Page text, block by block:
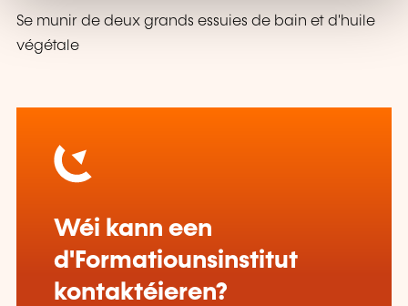
Se munir de deux grands essuies de bain et d'huile
végétale
Wéi kann een
d'Formatiounsinstitut
kontaktéieren?